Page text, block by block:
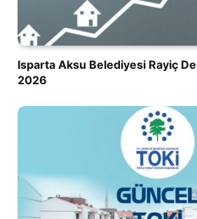
Isparta Aksu Belediyesi Rayiç
2026